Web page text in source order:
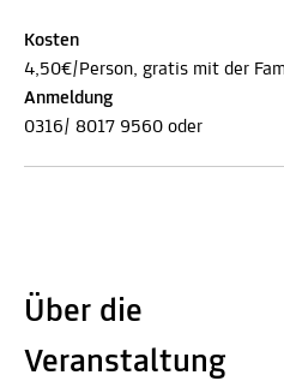
Kosten
4,50€/Person, gratis mit der
Anmeldung
0316/ 8017 9560 oder
Über die
Veranstaltung